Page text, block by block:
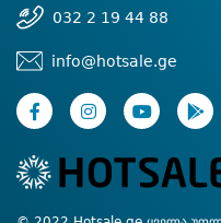
032 2 19 44 88
info@hotsale.ge